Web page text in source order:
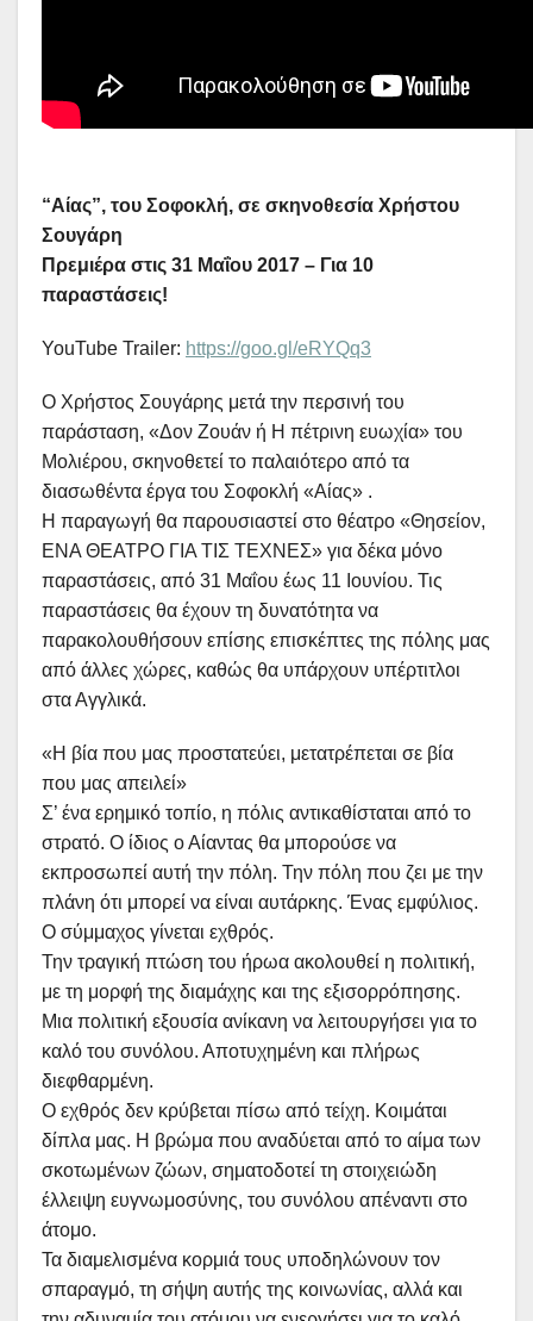
“Αίας”, του Σοφοκλή, σε σκηνοθεσία Χρήστου
Σουγάρη
Πρεμιέρα στις 31 Μαΐου 2017 – Για 10
παραστάσεις!
YouTube Trailer: https://goo.gl/eRYQq3
Ο Χρήστος Σουγάρης μετά την περσινή του
παράσταση, «Δον Ζουάν ή Η πέτρινη ευωχία» του
Μολιέρου, σκηνοθετεί το παλαιότερο από τα
διασωθέντα έργα του Σοφοκλή «Αίας» .
Η παραγωγή θα παρουσιαστεί στο θέατρο «Θησείον,
ΕΝΑ ΘΕΑΤΡΟ ΓΙΑ ΤΙΣ ΤΕΧΝΕΣ» για δέκα μόνο
παραστάσεις, από 31 Μαΐου έως 11 Ιουνίου. Τις
παραστάσεις θα έχουν τη δυνατότητα να
παρακολουθήσουν επίσης επισκέπτες της πόλης μας
από άλλες χώρες, καθώς θα υπάρχουν υπέρτιτλοι
στα Αγγλικά.
«Η βία που μας προστατεύει, μετατρέπεται σε βία
που μας απειλεί»
Σ’ ένα ερημικό τοπίο, η πόλις αντικαθίσταται από το
στρατό. Ο ίδιος ο Αίαντας θα μπορούσε να
εκπροσωπεί αυτή την πόλη. Την πόλη που ζει με την
πλάνη ότι μπορεί να είναι αυτάρκης. Ένας εμφύλιος.
Ο σύμμαχος γίνεται εχθρός.
Την τραγική πτώση του ήρωα ακολουθεί η πολιτική,
με τη μορφή της διαμάχης και της εξισορρόπησης.
Μια πολιτική εξουσία ανίκανη να λειτουργήσει για το
καλό του συνόλου. Αποτυχημένη και πλήρως
διεφθαρμένη.
Ο εχθρός δεν κρύβεται πίσω από τείχη. Κοιμάται
δίπλα μας. Η βρώμα που αναδύεται από το αίμα των
σκοτωμένων ζώων, σηματοδοτεί τη στοιχειώδη
έλλειψη ευγνωμοσύνης, του συνόλου απέναντι στο
άτομο.
Τα διαμελισμένα κορμιά τους υποδηλώνουν τον
σπαραγμό, τη σήψη αυτής της κοινωνίας, αλλά και